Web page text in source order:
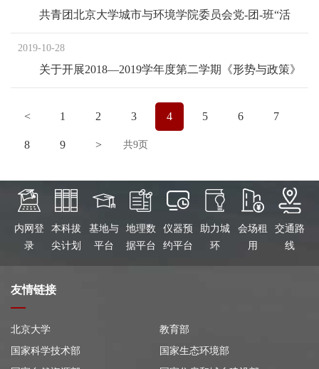
共青团北京大学城市与环境学院委员会党-团-班“活
力提升”计划
2019-10-28
关于开展2018—2019学年度第二学期《形势与政策》
实践课程开课工作的通知
< 1 2 3 4 5 6 7
8 9 > 共9页
内网登
录
本科拔
尖计划
基地与
平台
地理数
据平台
仪器预
约平台
助力城
环
会场租
用
交通路
线
友情链接
北京大学
教育部
国家科学技术部
国家生态环境部